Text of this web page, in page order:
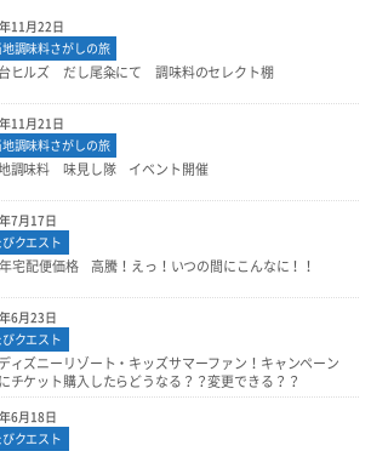
11月22日
地調味料さがしの旅
ヒルズ だし尾粂にて 調味料のセレクト棚
11月21日
地調味料さがしの旅
調味料 味見し隊 イベント開催
7月17日
クエスト
宅配便価格 高騰！えっ！いつの間にこんなに！！
6月23日
クエスト
ィズニーリゾート・キッズサマーファン！キャンペーン
チケット購入したらどうなる？？変更できる？？
6月18日
クエスト